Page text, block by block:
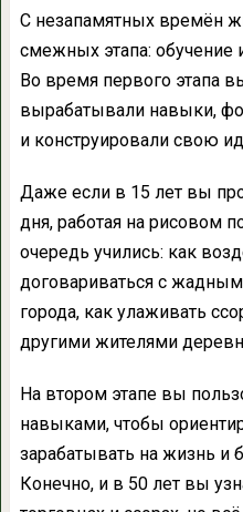
С незапамятных времён
смежных этапа: обучение
Во время первого этапа
вырабатывали навыки,
и конструировали свою
Даже если в 15 лет вы
дня, работая на рисовом
очередь учились: как
договариваться с
города, как улаживать
другими жителями
На втором этапе вы
навыками, чтобы
зарабатывать на жизнь и
Конечно, и в 50 лет вы